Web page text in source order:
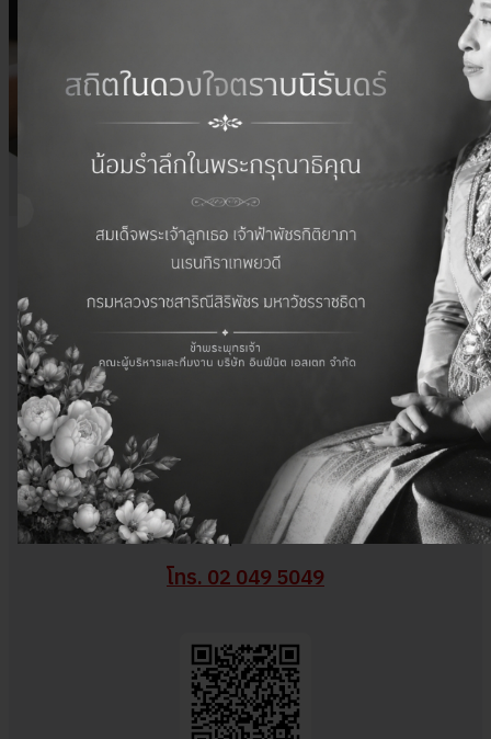
ฝากข้อความ
รับฝากขายบ้าน ที่ดิน คอนโด และอสังหาริมทรัพย์ทุกประเภท
บริษัท อินฟีนิต เอสเตท จำกัด
357/84 ซ.นวมินทร์ 111 ถนนนวมินทร์ แขวงนวมินทร์ เขตบึงกุ่ม
กรุงเทพฯ
โทร. 02 049 5049